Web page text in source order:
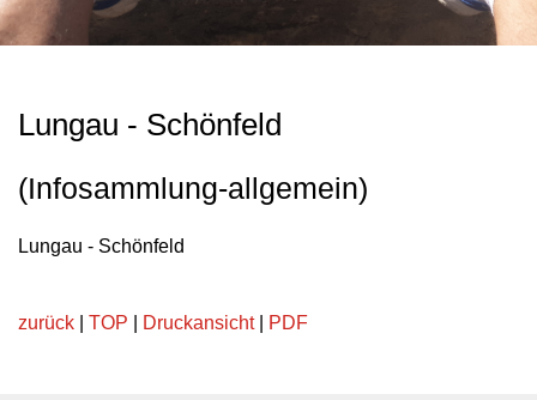
Lungau - Schönfeld
(Infosammlung-allgemein)
Lungau - Schönfeld
zurück TOP Druckansicht| PDF